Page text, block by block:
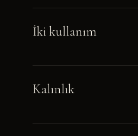
İki kullanım
Kalınlık